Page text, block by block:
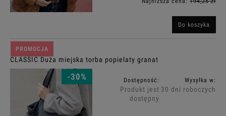
Do koszyka
CLASSIC Duża miejska torba popielaty granat
-30% Dostępność:
Produkt jest
dostępny
Wysyłka w:
30 dni roboczych
PROMOCJA